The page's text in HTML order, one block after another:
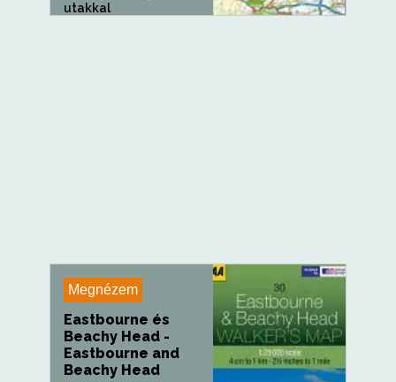
utakkal
Megnézem
Eastbourne és
Beachy Head -
Eastbourne and
Beachy Head